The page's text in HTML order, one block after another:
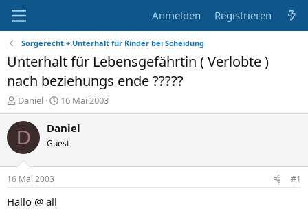
Anmelden Registrieren
Sorgerecht + Unterhalt für Kinder bei Scheidung
Unterhalt für Lebensgefährtin ( Verlobte )
nach beziehungs ende ?????
E
r
s
e
r
Daniel
E
r
s
e
t
16 Mai 2003
D Daniel
Guest
16 Mai 2003 #1
Hallo @ all